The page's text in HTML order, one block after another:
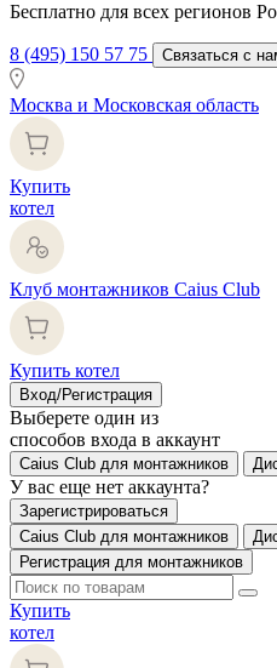
Бесплатно для всех регионов
8 (495) 150 57 75 Связаться с
Москва и Московская область
Купить
котел
Клуб монтажников Caius Club
Купить котел
Вход/Регистрация
Выберете один из
способов входа в аккаунт
Caius Club для монтажников
У вас еще нет аккаунта?
Зарегистрироваться
Caius Club для монтажников
Регистрация для монтажников
Купить
котел